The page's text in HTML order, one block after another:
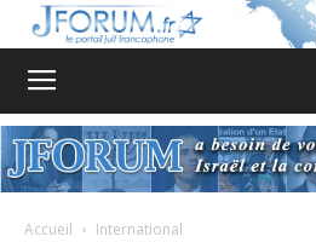
Accueil International